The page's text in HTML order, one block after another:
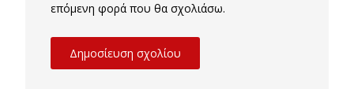
επόμενη φορά που θα σχολιάσω.